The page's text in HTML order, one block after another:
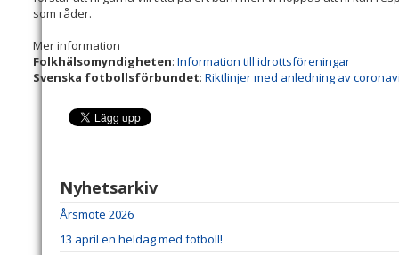
som råder.
Mer information
Folkhälsomyndigheten: Information till idrottsföreningar
Svenska fotbollsförbundet: Riktlinjer med anledning av
Nyhetsarkiv
Årsmöte 2026
13 april en heldag med fotboll!